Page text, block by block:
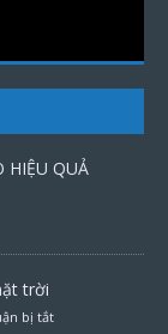
HIỆU QUẢ
trời
bị tắt